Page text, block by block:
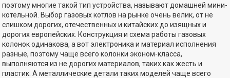
поэтому многие такой тип устройства, называют домашней мини-
котельной. Выбор газовых котлов на рынке очень велик, от не
слишком дорогих, отечественных и китайских до изящных и
дорогих европейских. Конструкция и схема работы газовых
колонок одинакова, а вот электроника и материал исполнения
разные, поэтому чаще всего колонки эконом-класса,
выполняются из не дорогих материалов, таких как жесть и
пластик. А металлические детали таких моделей чаще всего